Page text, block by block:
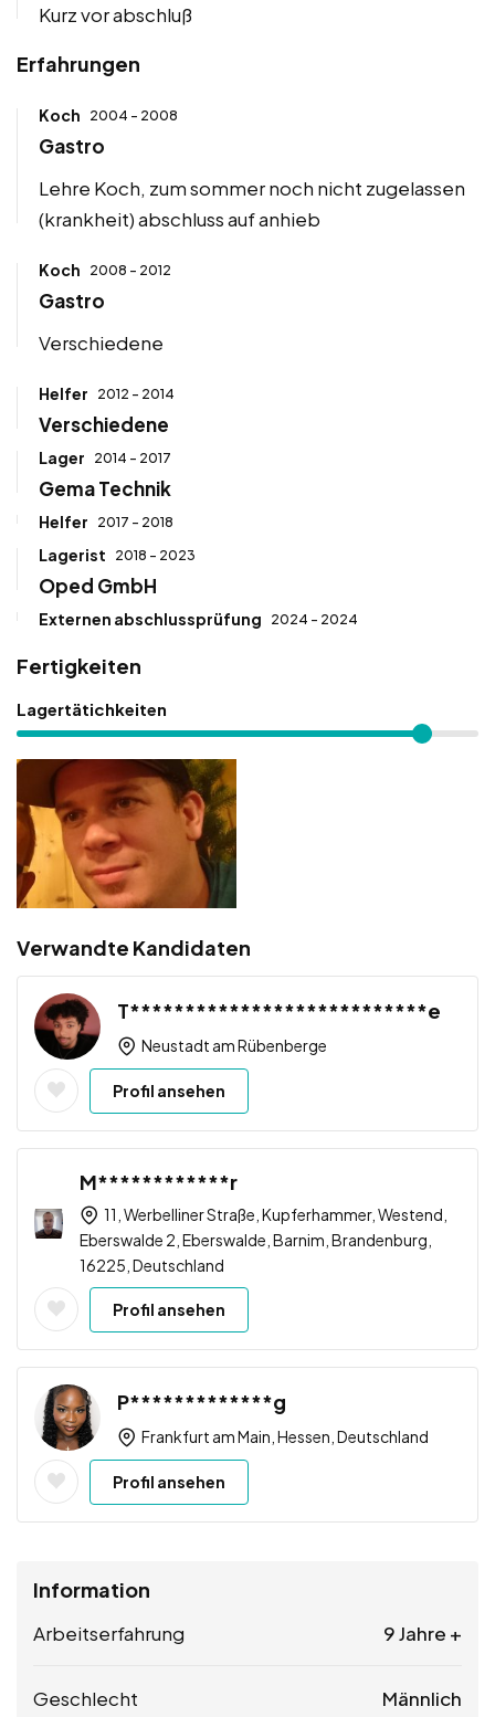
Kurz vor abschluß
Erfahrungen
Koch 2004 - 2008
Gastro
Lehre Koch, zum sommer noch nicht zugelassen
(krankheit) abschluss auf anhieb
Koch 2008 - 2012
Gastro
Verschiedene
Helfer 2012 - 2014
Verschiedene
Lager 2014 - 2017
Gema Technik
Helfer 2017 - 2018
Lagerist 2018 - 2023
Oped GmbH
Externen abschlussprüfung 2024 - 2024
Fertigkeiten
Lagertätichkeiten
Verwandte Kandidaten
T***************************e
Neustadt am Rübenberge
Profil ansehen
M************r
11, Werbelliner Straße, Kupferhammer, Westend,
Eberswalde 2, Eberswalde, Barnim, Brandenburg,
16225, Deutschland
Profil ansehen
P*************g
Frankfurt am Main, Hessen, Deutschland
Profil ansehen
Information
Arbeitserfahrung 9 Jahre +
Geschlecht Männlich